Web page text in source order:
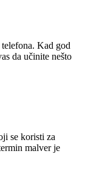
telefona. Kad god
da učinite nešto
se koristi za
malver je